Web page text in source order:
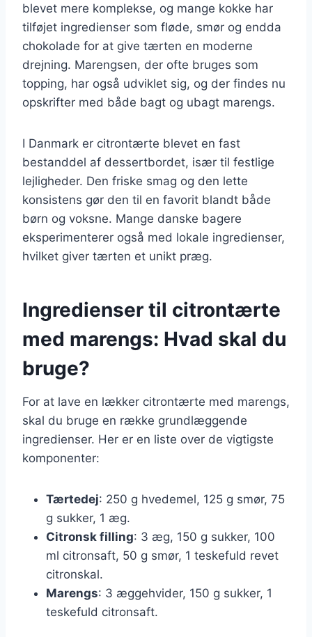
blevet mere komplekse, og mange kokke har
tilføjet ingredienser som fløde, smør og endda
chokolade for at give tærten en moderne
drejning. Marengsen, der ofte bruges som
topping, har også udviklet sig, og der findes nu
opskrifter med både bagt og ubagt marengs.
I Danmark er citrontærte blevet en fast
bestanddel af dessertbordet, især til festlige
lejligheder. Den friske smag og den lette
konsistens gør den til en favorit blandt både
børn og voksne. Mange danske bagere
eksperimenterer også med lokale ingredienser,
hvilket giver tærten et unikt præg.
Ingredienser til citrontærte
med marengs: Hvad skal du
bruge?
For at lave en lækker citrontærte med marengs,
skal du bruge en række grundlæggende
ingredienser. Her er en liste over de vigtigste
komponenter:
Tærtedej: 250 g hvedemel, 125 g smør, 75
g sukker, 1 æg.
Citronsk filling: 3 æg, 150 g sukker, 100
ml citronsaft, 50 g smør, 1 teskefuld revet
citronskal.
Marengs: 3 æggehvider, 150 g sukker, 1
teskefuld citronsaft.